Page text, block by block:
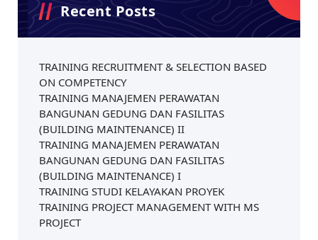
Recent Posts
TRAINING RECRUITMENT & SELECTION BASED
ON COMPETENCY
TRAINING MANAJEMEN PERAWATAN
BANGUNAN GEDUNG DAN FASILITAS
(BUILDING MAINTENANCE) II
TRAINING MANAJEMEN PERAWATAN
BANGUNAN GEDUNG DAN FASILITAS
(BUILDING MAINTENANCE) I
TRAINING STUDI KELAYAKAN PROYEK
TRAINING PROJECT MANAGEMENT WITH MS
PROJECT